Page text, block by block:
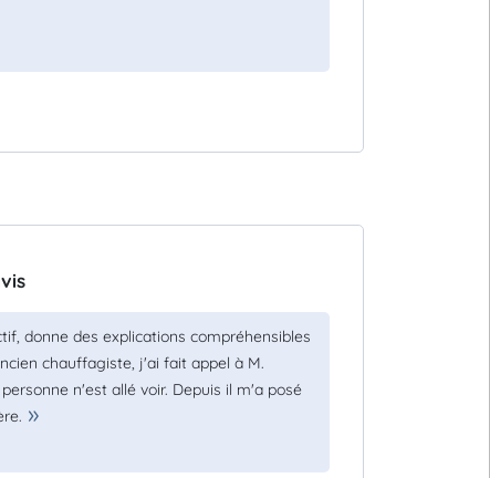
donne des explications compréhensibles
chauffagiste, j'ai fait appel à M.
n'est allé voir. Depuis il m'a posé